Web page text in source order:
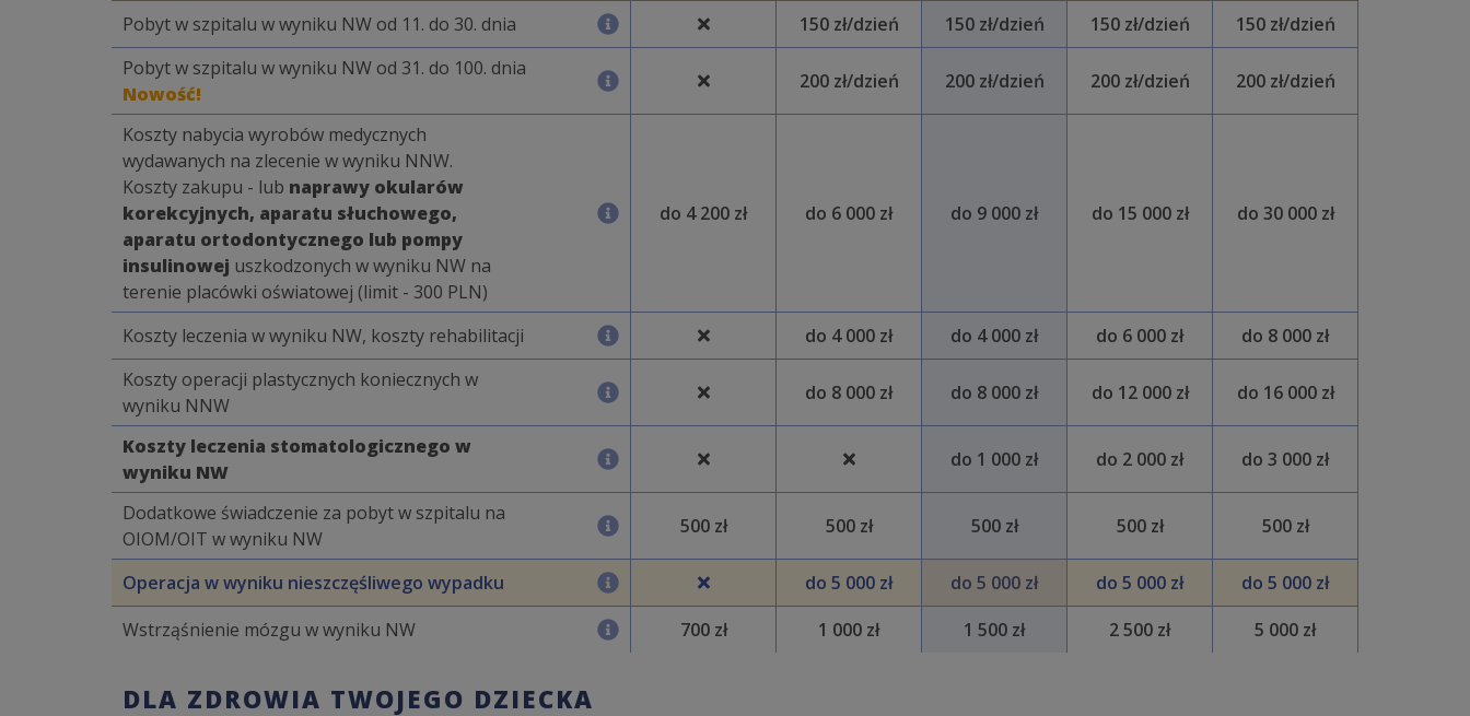
Pobyt w szpitalu w wyniku NW od 11. do 30. dnia 150 zł/dzień 150 zł/dzień 150 zł/dzień
150 zł/dzień
Pobyt w szpitalu w wyniku NW od 31. do 100. dnia
Nowość!
200 zł/dzień 200 zł/dzień 200 zł/dzień 200 zł/dzień
Koszty nabycia wyrobów medycznych
wydawanych na zlecenie w wyniku NNW.
Koszty zakupu - lub naprawy okularów
korekcyjnych, aparatu słuchowego,
aparatu ortodontycznego lub pompy
insulinowej uszkodzonych w wyniku NW na
terenie placówki oświatowej (limit - 300 PLN)
do 4 200 zł do 6 000 zł do 9 000 zł do 15 000 zł do 30 000 zł
Koszty leczenia w wyniku NW, koszty rehabilitacji do 4 000 zł do 4 000 zł do 6 000 zł
do 8 000 zł
Koszty operacji plastycznych koniecznych w
wyniku NNW
do 8 000 zł do 8 000 zł do 12 000 zł do 16 000 zł
Koszty leczenia stomatologicznego w
wyniku NW
do 1 000 zł do 2 000 zł do 3 000 zł
Dodatkowe świadczenie za pobyt w szpitalu na
OIOM/OIT w wyniku NW
500 zł 500 zł 500 zł 500 zł 500 zł
Operacja w wyniku nieszczęśliwego wypadku do 5 000 zł do 5 000 zł do 5 000 zł
do 5 000 zł
Wstrząśnienie mózgu w wyniku NW
700 zł 1 000 zł 1 500 zł 2 500 zł 5 000 zł
DLA ZDROWIA TWOJEGO DZIECKA